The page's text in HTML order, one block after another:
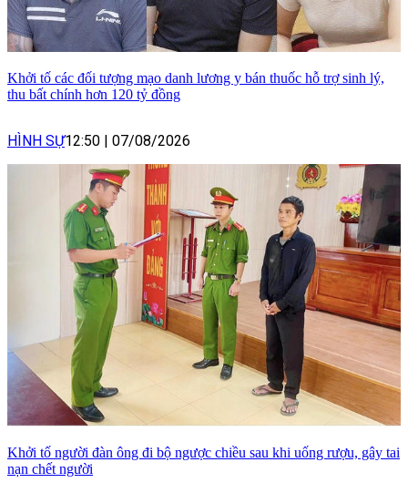
Khởi tố các đối tượng mạo danh lương y bán thuốc hỗ trợ sinh lý,
thu bất chính hơn 120 tỷ đồng
HÌNH SỰ12:50 | 07/08/2026
Khởi tố người đàn ông đi bộ ngược chiều sau khi uống rượu, gây tai
nạn chết người